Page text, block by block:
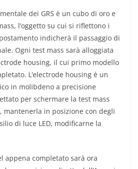
dei GRS è un cubo di oro e
l’oggetto su cui si riflettono i
indicherà il passaggio di
Ogni test mass sarà alloggiata
housing, il cui primo modello
L’electrode housing è un
in molibdeno a precisione
per schermare la test mass
in posizione con degli
di luce LED, modificarne la
appena completato sarà ora